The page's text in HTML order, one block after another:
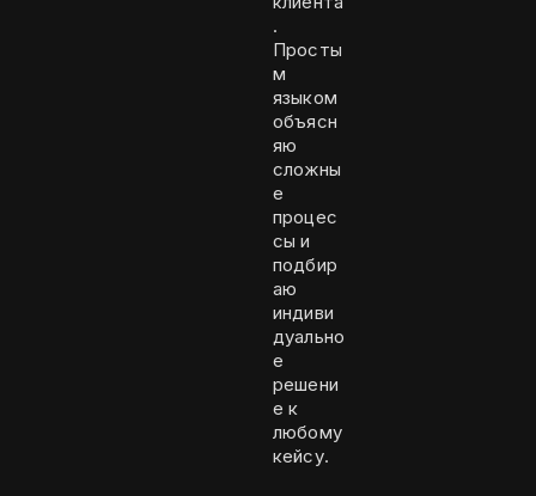
.
Просты
м
языком
объясн
яю
сложны
е
процес
сы и
подбир
аю
индиви
дуально
е
решени
е к
любому
кейсу.